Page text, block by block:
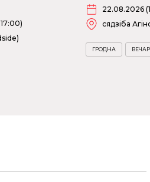
22.08.2026
сядзіба
ГРОДНА